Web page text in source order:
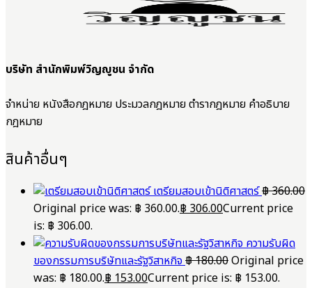
บริษัท สำนักพิมพ์วิญญูชน จำกัด
จำหน่าย หนังสือกฎหมาย ประมวลกฎหมาย ตำรากฎหมาย คำอธิบาย
กฎหมาย
สินค้าอื่นๆ
เตรียมสอบเข้านิติศาสตร์฿360.00
Original price was: ฿ 360.00.฿306.00Current price
is: ฿ 306.00.
ความรับผิด
ของกรรมการบริษัทและรัฐวิสาหกิจ฿180.00Original price
was: ฿ 180.00.฿153.00Current price is: ฿ 153.00.